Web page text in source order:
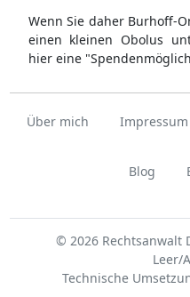
Wenn Sie daher Burhoff-
einen kleinen Obolus
hier eine
Über mich Impressum
Blog
© 2026 Rechtsanwalt
Leer/
Technische